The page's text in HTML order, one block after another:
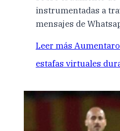
instrumentadas a
mensajes de
Leer más
estafas virtuales